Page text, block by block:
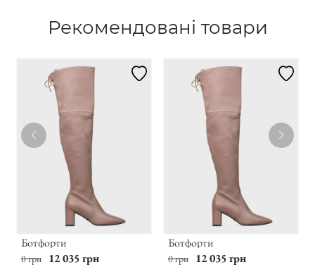
Рекомендовані товари
Ботфорти
0 грн 12 035 грн
Ботфорти
0 грн 12 035 грн